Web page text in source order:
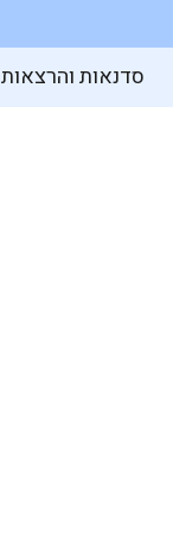
סדנאות והרצאות